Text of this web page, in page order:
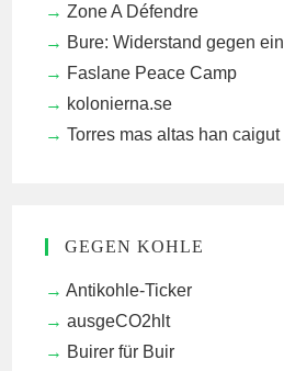
Zone A Défendre
Bure: Widerstand gegen
Faslane Peace Camp
kolonierna.se
Torres mas altas han caigut
GEGEN KOHLE
Antikohle-Ticker
ausgeCO2hlt
Buirer für Buir